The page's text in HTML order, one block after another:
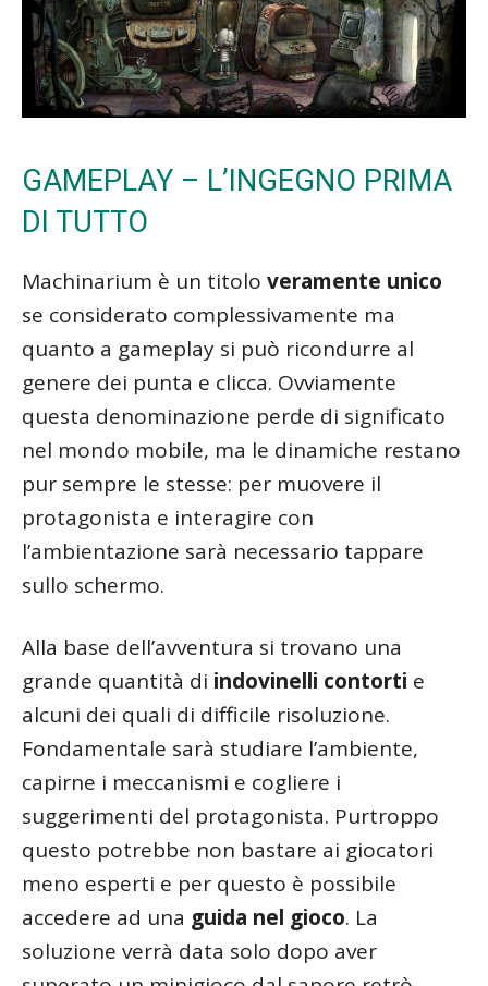
GAMEPLAY – L’INGEGNO PRIMA
DI TUTTO
Machinarium è un titolo veramente unico
se considerato complessivamente ma
quanto a gameplay si può ricondurre al
genere dei punta e clicca. Ovviamente
questa denominazione perde di significato
nel mondo mobile, ma le dinamiche restano
pur sempre le stesse: per muovere il
protagonista e interagire con
l’ambientazione sarà necessario tappare
sullo schermo.
Alla base dell’avventura si trovano una
grande quantità di indovinelli contorti e
alcuni dei quali di difficile risoluzione.
Fondamentale sarà studiare l’ambiente,
capirne i meccanismi e cogliere i
suggerimenti del protagonista. Purtroppo
questo potrebbe non bastare ai giocatori
meno esperti e per questo è possibile
accedere ad una guida nel gioco. La
soluzione verrà data solo dopo aver